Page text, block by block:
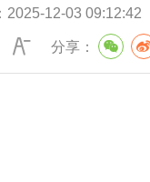
2025-12-03 09:12:42
分享：